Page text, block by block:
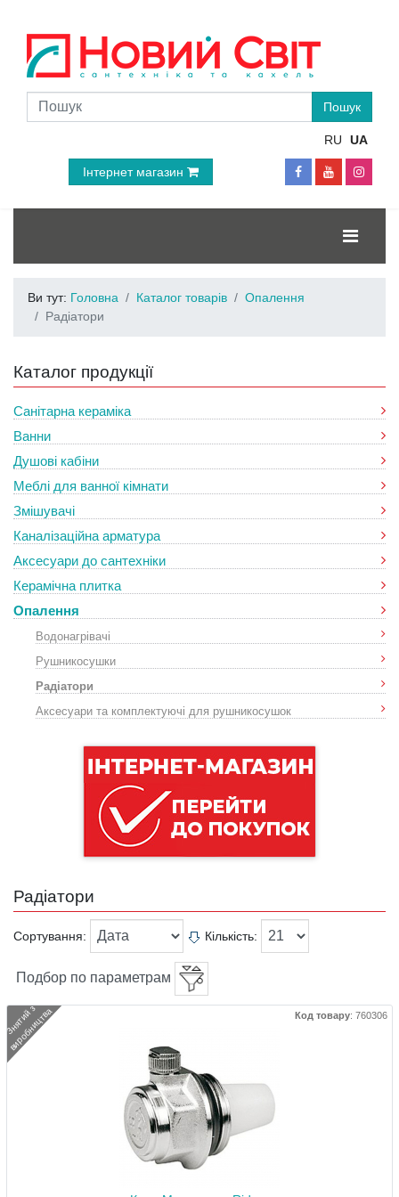
RU UA
Інтернет магазин
Ви тут: Головна Каталог товарів
Опалення
Радіатори
Каталог продукції
Санітарна кераміка
Ванни
Душові кабіни
Меблі для ванної кімнати
Змішувачі
Каналізаційна арматура
Аксесуари до сантехніки
Керамічна плитка
Опалення
Водонагрівачі
Рушникосушки
Радіатори
Аксесуари та комплектуючі для рушникосушок
Радіатори
Сортування: Кількість:
Подбор по параметрам
З
н
я
т
и
й
з
в
и
р
о
б
н
и
ц
т
в
а Код товару: 760306